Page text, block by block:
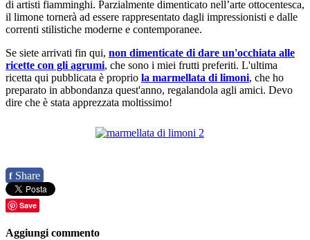
di artisti fiamminghi. Parzialmente dimenticato nell’arte ottocentesca,
il limone tornerà ad essere rappresentato dagli impressionisti e dalle
correnti stilistiche moderne e contemporanee.
Se siete arrivati fin qui, non dimenticate di dare un'occhiata alle
ricette con gli agrumi, che sono i miei frutti preferiti. L'ultima
ricetta qui pubblicata è proprio la marmellata di limoni, che ho
preparato in abbondanza quest'anno, regalandola agli amici. Devo
dire che è stata apprezzata moltissimo!
f Share
Save
Aggiungi commento